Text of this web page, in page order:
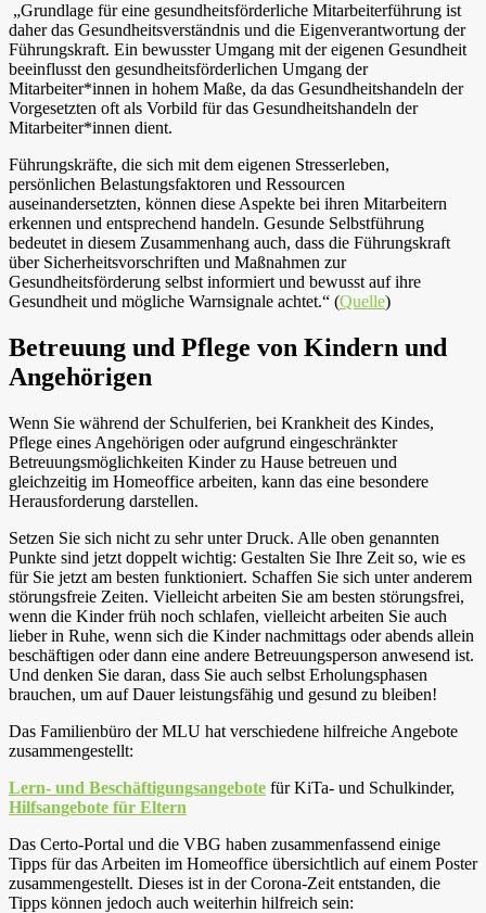
„Grundlage für eine gesundheitsförderliche Mitarbeiterführung ist
daher das Gesundheitsverständnis und die Eigenverantwortung der
Führungskraft. Ein bewusster Umgang mit der eigenen Gesundheit
beeinflusst den gesundheitsförderlichen Umgang der
Mitarbeiter*innen in hohem Maße, da das Gesundheitshandeln der
Vorgesetzten oft als Vorbild für das Gesundheitshandeln der
Mitarbeiter*innen dient.
Führungskräfte, die sich mit dem eigenen Stresserleben,
persönlichen Belastungsfaktoren und Ressourcen
auseinandersetzten, können diese Aspekte bei ihren Mitarbeitern
erkennen und entsprechend handeln. Gesunde Selbstführung
bedeutet in diesem Zusammenhang auch, dass die Führungskraft
über Sicherheitsvorschriften und Maßnahmen zur
Gesundheitsförderung selbst informiert und bewusst auf ihre
Gesundheit und mögliche Warnsignale achtet.“ (Quelle)
Betreuung und Pflege von Kindern und
Angehörigen
Wenn Sie während der Schulferien, bei Krankheit des Kindes,
Pflege eines Angehörigen oder aufgrund eingeschränkter
Betreuungsmöglichkeiten Kinder zu Hause betreuen und
gleichzeitig im Homeoffice arbeiten, kann das eine besondere
Herausforderung darstellen.
Setzen Sie sich nicht zu sehr unter Druck. Alle oben genannten
Punkte sind jetzt doppelt wichtig: Gestalten Sie Ihre Zeit so, wie es
für Sie jetzt am besten funktioniert. Schaffen Sie sich unter anderem
störungsfreie Zeiten. Vielleicht arbeiten Sie am besten störungsfrei,
wenn die Kinder früh noch schlafen, vielleicht arbeiten Sie auch
lieber in Ruhe, wenn sich die Kinder nachmittags oder abends allein
beschäftigen oder dann eine andere Betreuungsperson anwesend ist.
Und denken Sie daran, dass Sie auch selbst Erholungsphasen
brauchen, um auf Dauer leistungsfähig und gesund zu bleiben!
Das Familienbüro der MLU hat verschiedene hilfreiche Angebote
zusammengestellt:
Lern- und Beschäftigungsangebote für KiTa- und Schulkinder,
Hilfsangebote für Eltern
Das Certo-Portal und die VBG haben zusammenfassend einige
Tipps für das Arbeiten im Homeoffice übersichtlich auf einem Poster
zusammengestellt. Dieses ist in der Corona-Zeit entstanden, die
Tipps können jedoch auch weiterhin hilfreich sein: